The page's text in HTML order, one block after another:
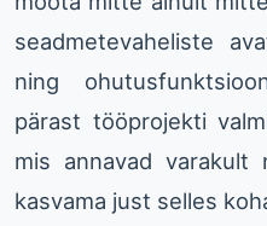
seadmetevaheliste
ning
pärast tööprojekti
mis annavad varakult
kasvama just selles